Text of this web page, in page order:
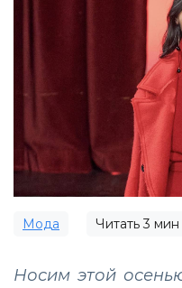
Мода Читать3 мин
Носим этой